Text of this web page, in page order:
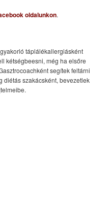
oldalunkon.
táplálékallergiásként
kétségbeesni, még ha elsőre
segítek feltárni
diétás szakácsként, bevezetlek